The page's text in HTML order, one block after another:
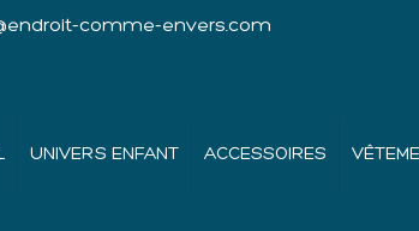
comme-envers.com
UNIVERS ENFANT ACCESSOIRES